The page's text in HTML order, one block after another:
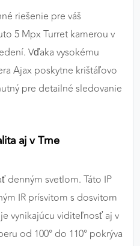
riešenie pre váš
5 Mpx Turret kamerou v
Vďaka vysokému
Ajax poskytne krištáľovo
pre detailné sledovanie
aj v Tme
denným svetlom. Táto IP
IR prísvitom s dosvitom
vynikajúcu viditeľnosť aj v
od 100° do 110° pokrýva
stránok.
webovými
reklamu, a to na
sieťach tretích strán.